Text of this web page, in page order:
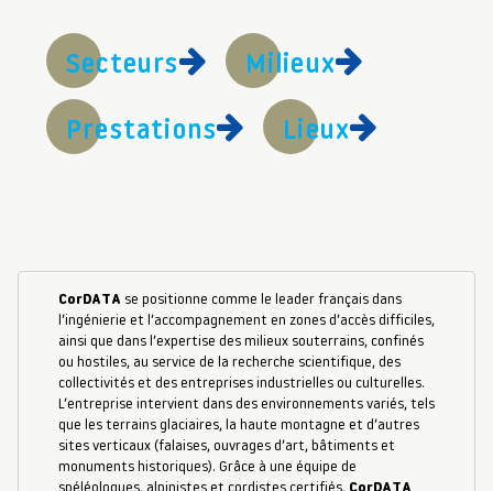
Secteurs Milieux
Prestations Lieux
CorDATA se positionne comme le leader français dans
l’ingénierie et l’accompagnement en zones d’accès difficiles,
ainsi que dans l’expertise des milieux souterrains, confinés
ou hostiles, au service de la recherche scientifique, des
collectivités et des entreprises industrielles ou culturelles.
L’entreprise intervient dans des environnements variés, tels
que les terrains glaciaires, la haute montagne et d’autres
sites verticaux (falaises, ouvrages d’art, bâtiments et
monuments historiques). Grâce à une équipe de